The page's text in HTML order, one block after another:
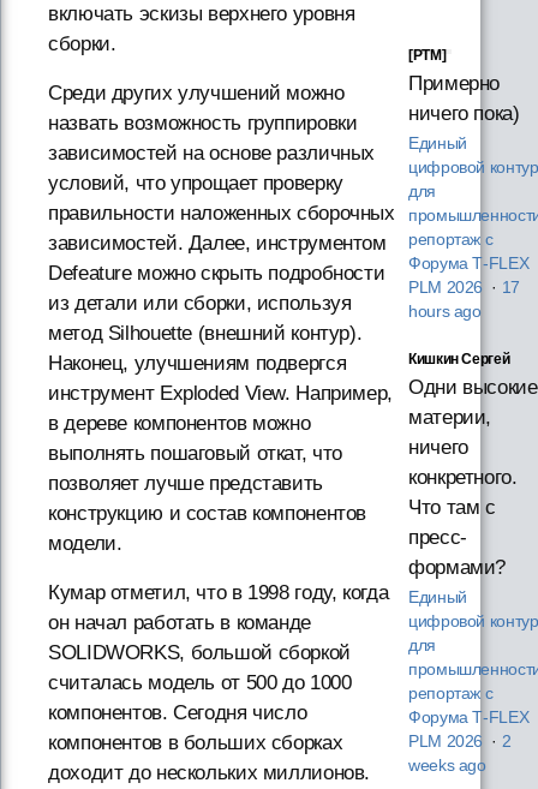
включать эскизы верхнего уровня
сборки.
Среди других улучшений можно
назвать возможность группировки
зависимостей на основе различных
условий, что упрощает проверку
правильности наложенных сборочных
зависимостей. Далее, инструментом
Defeature можно скрыть подробности
из детали или сборки, используя
метод Silhouette (внешний контур).
Наконец, улучшениям подвергся
инструмент Exploded View. Например,
в дереве компонентов можно
выполнять пошаговый откат, что
позволяет лучше представить
конструкцию и соcтав компонентов
модели.
Кумар отметил, что в 1998 году, когда
он начал работать в команде
SOLIDWORKS, большой сборкой
считалась модель от 500 до 1000
компонентов. Сегодня число
компонентов в больших сборках
доходит до нескольких миллионов.
[PTM]
Примерно
ничего пока)
Единый
цифровой контур
для
репортаж с
Форума T‑FLEX
PLM 2026 · 17
hours ago
Кишкин Сергей
Одни высокие
материи,
ничего
конкретного.
Что там с
пресс-
формами?
Единый
цифровой контур
для
репортаж с
Форума T‑FLEX
PLM 2026 · 2
weeks ago